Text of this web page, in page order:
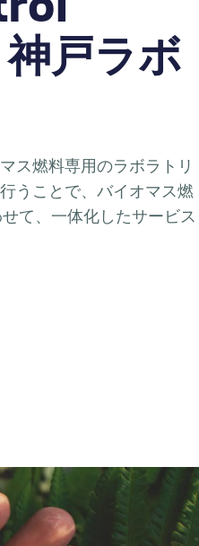
戸ラボ
ス燃料専用のラボラトリ
うことで、バイオマス燃
て、一体化したサービス